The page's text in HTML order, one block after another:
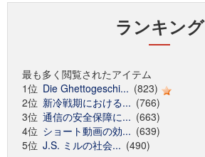
ランキング
最も多く閲覧されたアイテム
1位 Die Ghettogeschi... (823)
2位 新冷戦期における... (766)
3位 通信の安全保障に... (663)
4位 ショート動画の効... (639)
5位 J.S. ミルの社会... (490)